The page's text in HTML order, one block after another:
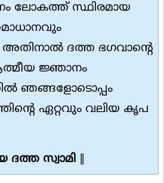
ലോകത്ത് സ്ഥിരമായ
ദത്ത ഭഗവാന്റെ
ജ്ഞാനം
ഞങ്ങളോടൊപ്പം
ഏറ്റവും വലിയ കൃപ
ദത്ത സ്വാമി